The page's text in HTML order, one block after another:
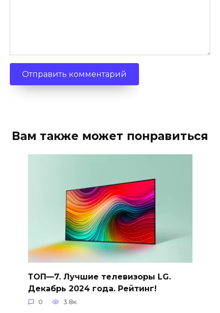
Вам также может понравиться
ТОП—7. Лучшие телевизоры LG.
Декабрь 2024 года. Рейтинг!
0 3.8к.